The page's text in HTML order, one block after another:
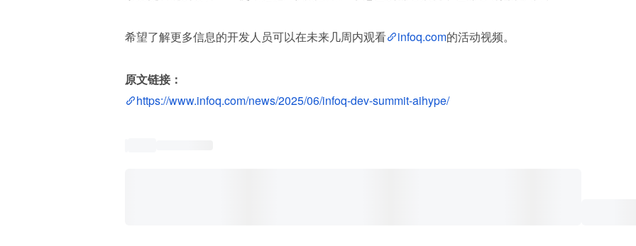
希望了解更多信息的开发人员可以在未来几周内观看 infoq.com的活动视频。
原文链接：
https://www.infoq.com/news/2025/06/infoq-dev-summit-aihype/